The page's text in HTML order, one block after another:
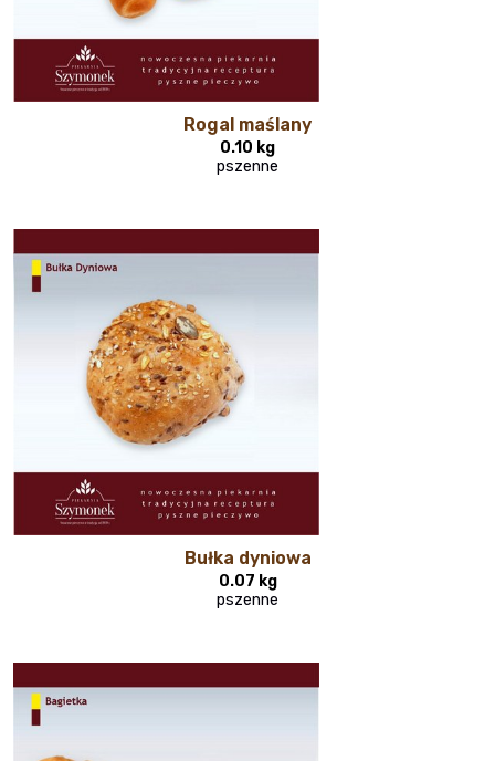
Rogal maślany
0.10 kg
pszenne
Bułka dyniowa
0.07 kg
pszenne